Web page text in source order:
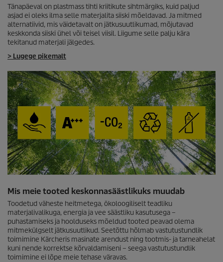
Tänapäeval on plastmass tihti kriitikute sihtmärgiks, kuid paljud
asjad ei oleks ilma selle materjalita siiski mõeldavad. Ja mitmed
alternatiivid, mis väidetavalt on jätkusuutlikumad, mõjutavad
keskkonda siiski ühel või teisel viisil. Liigume selle palju kära
tekitanud materjali jälgedes.
> Lugege pikemalt
Mis meie tooted keskonnasäästlikuks muudab
Toodetud väheste heitmetega, ökoloogiliselt teadliku
materjalivalikuga, energia ja vee säästliku kasutusega –
puhastamiseks ja hoolduseks mõeldud tooted peavad olema
mitmekülgselt jätkusuutlikud. Seetõttu hõlmab vastutustundlik
toimimine Kärcheris masinate arendust ning tootmis- ja tarneahelat
kuni nende korrektse kõrvaldamiseni – seega vastutustundlik
toimimine ei lõpe meie tehase väravas.